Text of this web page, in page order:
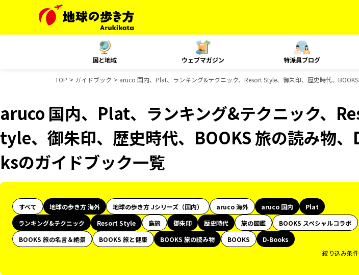
国と地域 ウェブマガジン 特派員ブログ
TOP ガイドブック aruco 国内、Plat、ランキング&テクニック、Resort Style、御朱印、歴史時代、
aruco 国内、Plat、ランキング&テクニック、
tyle、御朱印、歴史時代、BOOKS 旅の読み物
ksのガイドブック一覧
すべて 地球の歩き方 海外 地球の歩き方 Jシリーズ（国内） aruco 海外 aruco 国内
Plat
ランキング&テクニック
Resort Style 島旅 御朱印 歴史時代 旅の図鑑
BOOKS スペシャルコラボ
BOOKS 旅の名言＆絶景
BOOKS 旅と健康 BOOKS 旅の読み物 BOOKS
D-Books
絞り込み条